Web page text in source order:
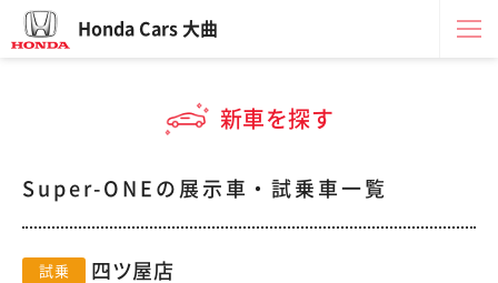
Honda Cars 大曲
新車を探す
Super-ONEの展示車・試乗車一覧
試乗 四ツ屋店